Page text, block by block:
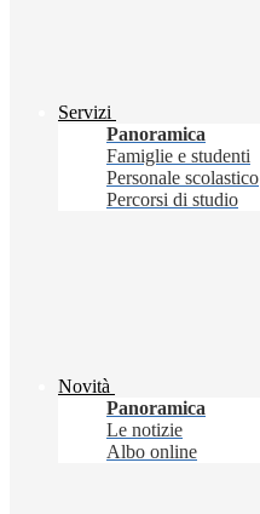
Servizi
Panoramica
Famiglie e studenti
Personale scolastico
Percorsi di studio
Novità
Panoramica
Le notizie
Albo online